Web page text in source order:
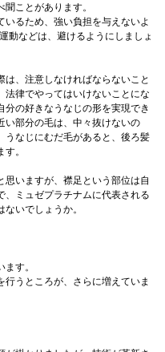
ことがあります。
るため、強い負担を与えないよ
動などは、避けるようにしましょ
、注意しなければならないこと
法律でやってはいけないことにな
分の好きなうなじの形を実現でき
い部分の毛は、中々抜けないの
うなじにむだ毛があると、後ろ髪
。
思いますが、襟足という部位は自
、ミュゼプラチナムに代表される
いでしょうか。
す。
うところが、さらに増えていま